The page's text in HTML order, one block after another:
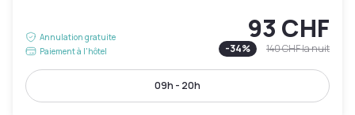
Annulation gratuite
Paiement à l'hôtel
93 CHF
-34% 140 CHFla nuit
09h - 20h